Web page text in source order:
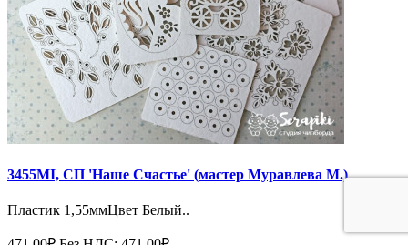
3455MI, СП 'Наше Счастье' (мастер Муравлева М.)
Пластик 1,55ммЦвет Белый..